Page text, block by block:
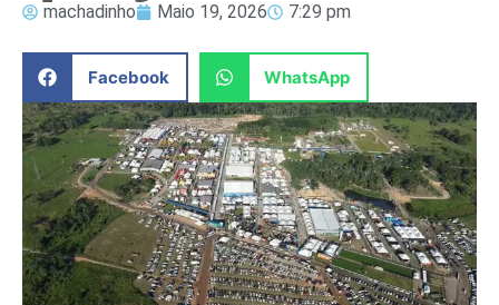
machadinho Maio 19, 2026 7:29 pm
Facebook WhatsApp